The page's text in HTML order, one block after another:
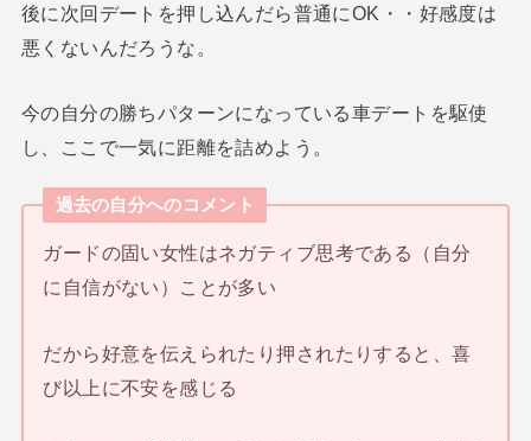
後に次回デートを押し込んだら普通にOK・・好感度は
悪くないんだろうな。
今の自分の勝ちパターンになっている車デートを駆使
し、ここで一気に距離を詰めよう。
過去の自分へのコメント
ガードの固い女性はネガティブ思考である（自分
に自信がない）ことが多い
だから好意を伝えられたり押されたりすると、喜
び以上に不安を感じる